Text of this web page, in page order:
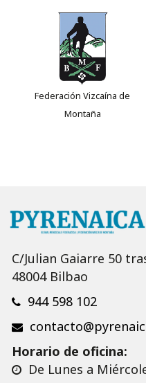
Federación Vizcaína de
Montaña
C/Julian Gaiarre 50
48004 Bilbao
944 598 102
Horario de oficina:
De Lunes a